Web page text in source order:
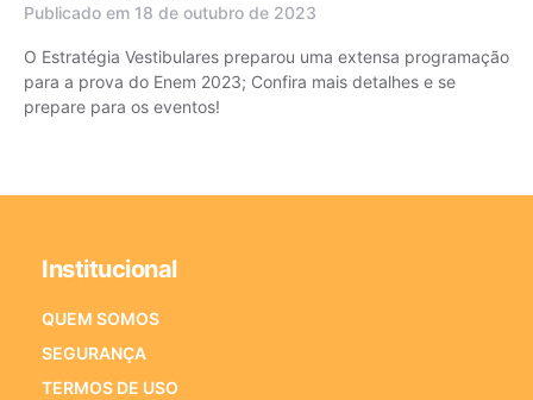
Publicado em 18 de outubro de 2023
O Estratégia Vestibulares preparou uma extensa programação
para a prova do Enem 2023; Confira mais detalhes e se
prepare para os eventos!
Institucional
QUEM SOMOS
SEGURANÇA
TERMOS DE USO